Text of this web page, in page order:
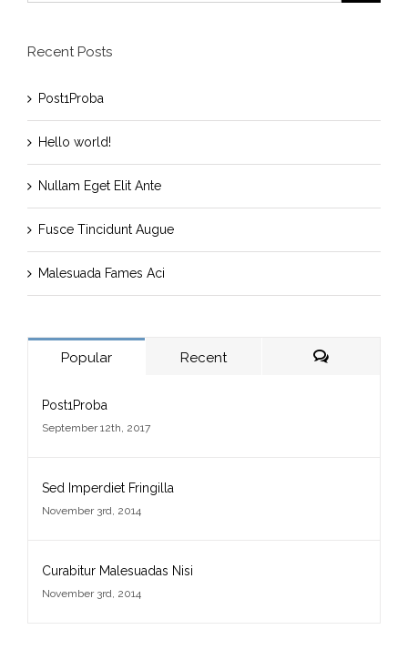
Recent Posts
Post1Proba
Hello world!
Nullam Eget Elit Ante
Fusce Tincidunt Augue
Malesuada Fames Aci
Popular Recent
Post1Proba
September 12th, 2017
Sed Imperdiet Fringilla
November 3rd, 2014
Curabitur Malesuadas Nisi
November 3rd, 2014